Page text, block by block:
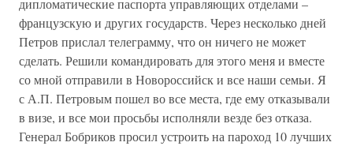
дипломатические паспорта управляющих отделами –
французскую и других государств. Через несколько дней
Петров прислал телеграмму, что он ничего не может
сделать. Решили командировать для этого меня и вместе
со мной отправили в Новороссийск и все наши семьи. Я
с А.П. Петровым пошел во все места, где ему отказывали
в визе, и все мои просьбы исполняли везде без отказа.
Генерал Бобриков просил устроить на пароход 10 лучших